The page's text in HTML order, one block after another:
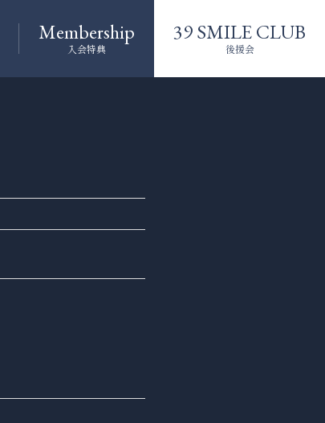
Membership
入会特典
39 SMILE CLUB
後援会